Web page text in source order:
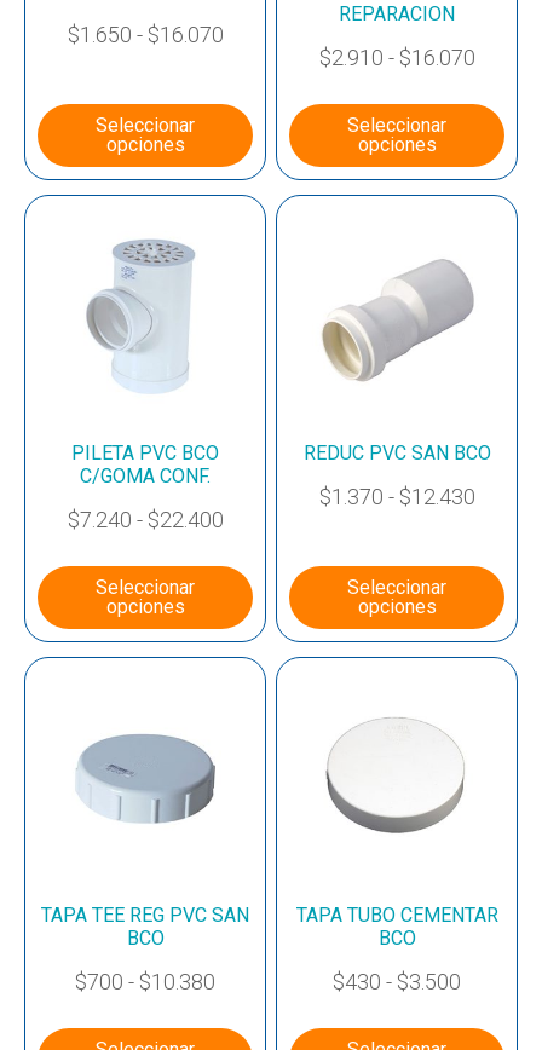
$1.650 - $16.070
Seleccionar
opciones
REPARACION
$2.910 - $16.070
Seleccionar
opciones
PILETA PVC BCO
C/GOMA CONF.
$7.240 - $22.400
Seleccionar
opciones
REDUC PVC SAN BCO
$1.370 - $12.430
Seleccionar
opciones
TAPA TEE REG PVC SAN
BCO
$700 - $10.380
TAPA TUBO CEMENTAR
BCO
$430 - $3.500